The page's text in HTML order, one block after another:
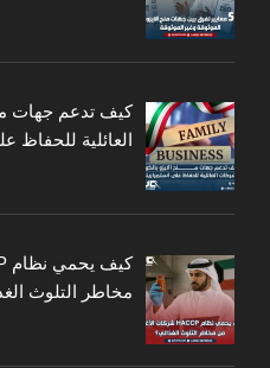
كيف تدعم جهات
العائلية للحفاظ
مخاطر التلوث